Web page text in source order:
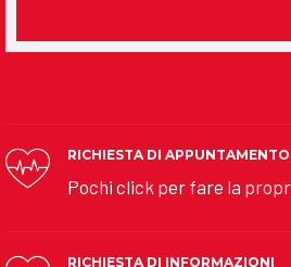
RICHIESTA DI APPUNTAMENTO
Pochi click per fare la
RICHIESTA DI INFORMAZIONI